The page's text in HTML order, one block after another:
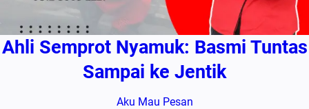
Ahli Semprot Nyamuk: Basmi Tuntas
Sampai ke Jentik
Aku Mau Pesan